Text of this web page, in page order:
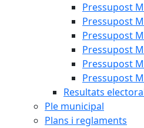
Pressupost
Pressupost
Pressupost
Pressupost
Pressupost
Pressupost
Resultats
Ple municipal
Plans i reglaments